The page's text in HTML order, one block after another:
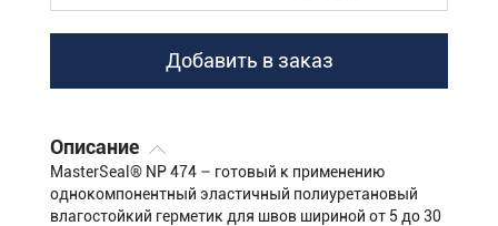
Добавить в заказ
Описание
MasterSeal® NP 474 – готовый к применению
однокомпонентный эластичный полиуретановый
влагостойкий герметик для швов шириной от 5 до 30